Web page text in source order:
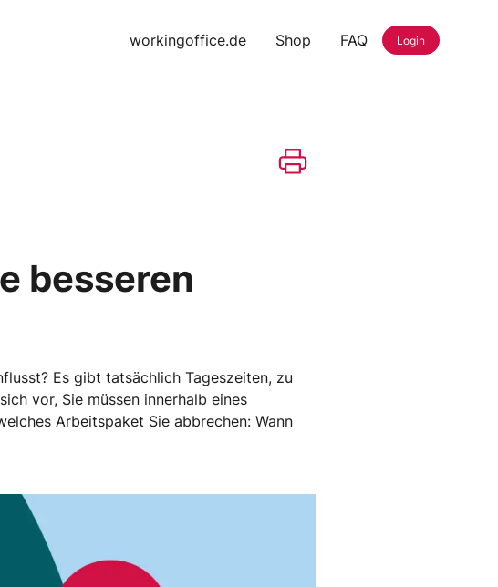
workingoffice.de Shop FAQ Login
besseren
Es gibt tatsächlich Tageszeiten, zu
vor, Sie müssen innerhalb eines
Arbeitspaket Sie abbrechen: Wann